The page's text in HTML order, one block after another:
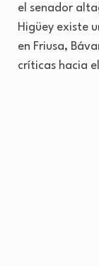
el senador
Higüey existe
en Friusa,
críticas hacia